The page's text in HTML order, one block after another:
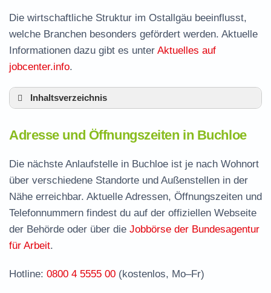
Die wirtschaftliche Struktur im Ostallgäu beeinflusst,
welche Branchen besonders gefördert werden. Aktuelle
Informationen dazu gibt es unter Aktuelles auf
jobcenter.info.
Inhaltsverzeichnis
Leistungen der Arbeitsvermittlung in Buchloe
Termin vereinbaren und Bürgergeld beantragen
Jobcenter Ostallgäu – zuständige Stelle
Stellenangebote und Jobbörse in Buchloe
Häufige Fragen rund ums Jobcenter
Adresse und Öffnungszeiten in Buchloe
Die nächste Anlaufstelle in Buchloe ist je nach Wohnort
über verschiedene Standorte und Außenstellen in der
Nähe erreichbar. Aktuelle Adressen, Öffnungszeiten und
Telefonnummern findest du auf der offiziellen Webseite
der Behörde oder über die Jobbörse der Bundesagentur
für Arbeit.
Hotline: 0800 4 5555 00 (kostenlos, Mo–Fr)